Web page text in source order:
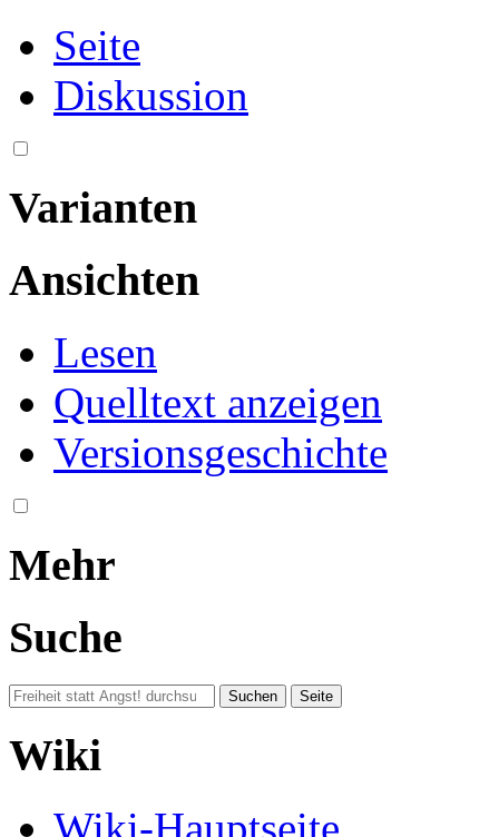
Seite
Diskussion
Varianten
Ansichten
Lesen
Quelltext anzeigen
Versionsgeschichte
Mehr
Suche
Wiki
Wiki-Hauptseite